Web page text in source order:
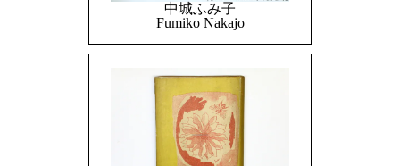
中城ふみ子
Fumiko Nakajo